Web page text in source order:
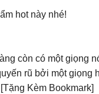
hot này nhé!
còn có một
rũ bởi một
Kèm Bookmark]